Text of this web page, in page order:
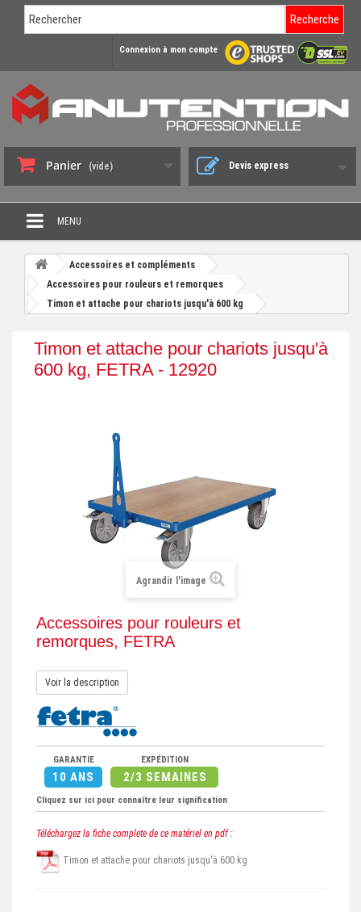
Recherche
Connexion à mon compte
Panier (vide) Devis express
MENU
PROMO DÉSTOCKAGE
CHARIOT DE MANUTENTION
+
BENNE BASCULANTE
REMORQUE INDUSTRIELLE
TRANSPALETTE ET PALETTAGE
GERBEUR ET CRIC INDUSTRIEL
ACCESSOIRES ET COMPLÉMENTS
Accessoires et compléments
Accessoires pour rouleurs et remorques
Timon et attache pour chariots jusqu'à 600 kg
Timon et attache pour chariots jusqu'à
600 kg, FETRA - 12920
Agrandir l'image
Accessoires pour rouleurs et
remorques, FETRA
Voir la description
GARANTIE
10 ANS
EXPÉDITION
2/3 SEMAINES
Cliquez sur ici pour connaître leur signification
Téléchargez la fiche complete de ce matériel en pdf :
Timon et attache pour chariots jusqu'à 600 kg